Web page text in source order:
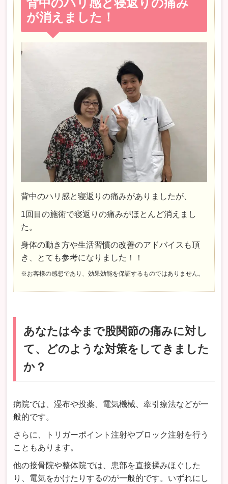
が消えました！
背中のハリ感と寝返りの痛みがありましたが、
1回目の施術で寝返りの痛みがほとんど消えまし
た。
身体の動き方や生活習慣の改善のアドバイスも頂
き、とても参考になりました！！
※お客様の感想であり、効果効能を保証するものではありません。
あなたは今まで股関節の痛みに対し
て、どのような対策をしてきました
か？
病院では、湿布や投薬、電気機械、牽引療法などが一
般的です。
さらに、トリガーポイント注射やブロック注射を行う
こともあります。
他の接骨院や整体院では、患部を直接揉みほぐした
り、電気をかけたりするのが一般的です。いずれにし